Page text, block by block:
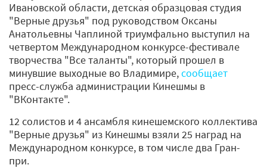
Ивановской области, детская образцовая студия
"Верные друзья" под руководством Оксаны
Анатольевны Чаплиной триумфально выступил на
четвертом Международном конкурсе-фестивале
творчества "Все таланты", который прошел в
минувшие выходные во Владимире,сообщает
пресс-служба администрации Кинешмы в
"ВКонтакте".
12 солистов и 4 ансамбля кинешемского коллектива
"Верные друзья" из Кинешмы взяли 25 наград на
Международном конкурсе, в том числе два Гран-
при.